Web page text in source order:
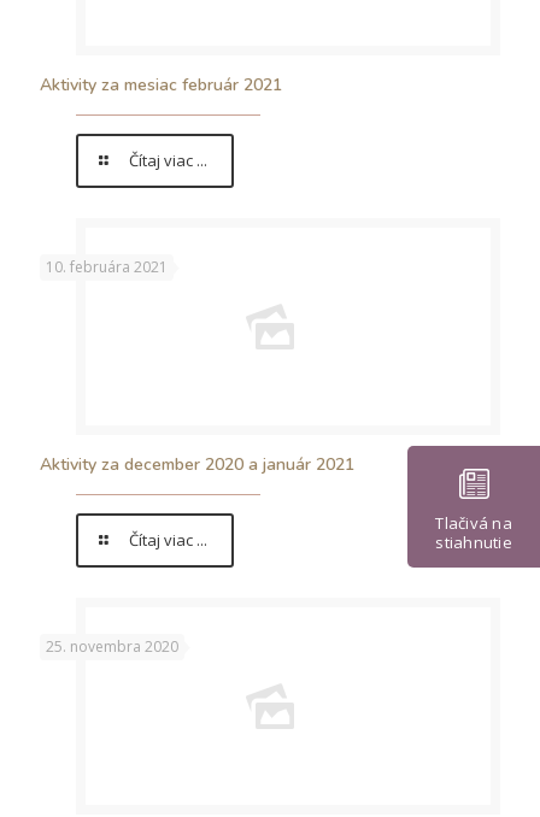
Aktivity za mesiac február 2021
Čítaj viac ...
10. februára 2021
Aktivity za december 2020 a január 2021
Čítaj viac ...
25. novembra 2020
Tlačivá na
stiahnutie